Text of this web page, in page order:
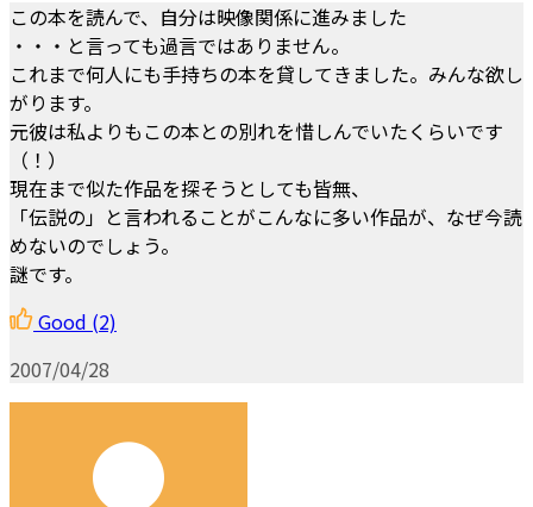
この本を読んで、自分は映像関係に進みました
・・・と言っても過言ではありません。
これまで何人にも手持ちの本を貸してきました。みんな欲し
がります。
元彼は私よりもこの本との別れを惜しんでいたくらいです
（！）
現在まで似た作品を探そうとしても皆無、
「伝説の」と言われることがこんなに多い作品が、なぜ今読
めないのでしょう。
謎です。
Good (2)
2007/04/28